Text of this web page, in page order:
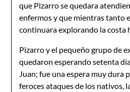
que Pizarro se quedara
enfermos y que mientras tanto
continuara explorando la costa
Pizarro y el pequeño grupo de
quedaron esperando setenta
Juan; fue una espera muy dura
feroces ataques de los nativos,